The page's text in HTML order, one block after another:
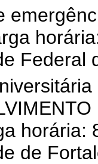
Federal
horária:
de